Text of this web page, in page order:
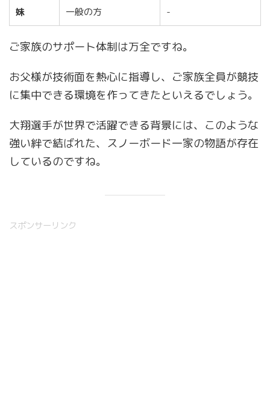
妹 一般の方 -
ご家族のサポート体制は万全ですね。
お父様が技術面を熱心に指導し、ご家族全員が競技
に集中できる環境を作ってきたといえるでしょう。
大翔選手が世界で活躍できる背景には、このような
強い絆で結ばれた、スノーボード一家の物語が存在
しているのですね。
スポンサーリンク